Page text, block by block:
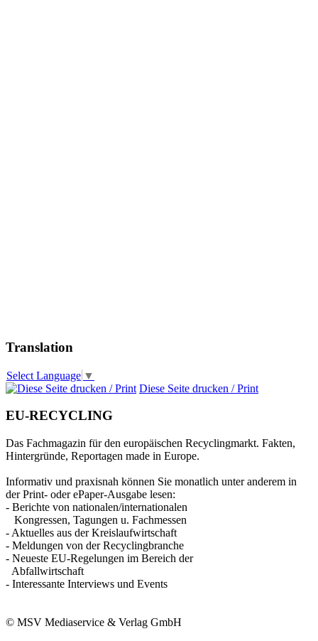
Translation
Select Language ▼
Diese Seite drucken / Print
EU-RECYCLING
Das Fachmagazin für den europäischen Recyclingmarkt. Fakten,
Hintergründe, Reportagen made in Europe.
Informativ und praxisnah können Sie monatlich unter anderem in
der Print- oder ePaper-Ausgabe lesen:
- Berichte von nationalen/internationalen
Kongressen, Tagungen u. Fachmessen
- Aktuelles aus der Kreislaufwirtschaft
- Meldungen von der Recyclingbranche
- Neueste EU-Regelungen im Bereich der
Abfallwirtschaft
- Interessante Interviews und Events
© MSV Mediaservice & Verlag GmbH